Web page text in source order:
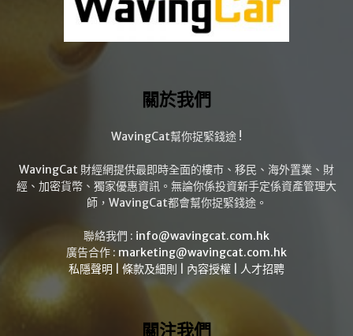
關於我們
WavingCat幫你捉緊錢途 !
WavingCat 財經網提供最即時全面的樓市、移民、海外置業、財
經、加密貨幣、獨家優惠資訊。無論你係投資新手定係資產管理大
師，WavingCat都會幫你捉緊錢途。
聯絡我們 : info@wavingcat.com.hk
廣告合作 : marketing@wavingcat.com.hk
私隱聲明
條款及細則 內容授權 人才招聘
關注我們